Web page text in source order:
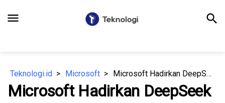
menu search
Teknologi.id Microsoft Microsoft Hadirkan DeepSeek AI ke PC Copilot+
Microsoft Hadirkan DeepSeek